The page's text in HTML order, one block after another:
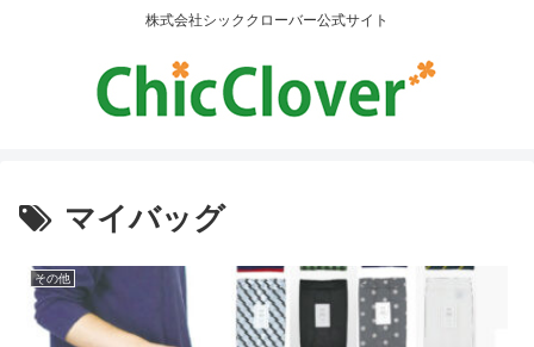
株式会社シッククローバー公式サイト
マイバッグ
その他